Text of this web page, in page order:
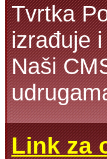
Tvrtka
izrađuje
Naši
Link za